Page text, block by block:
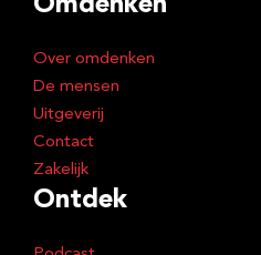
Omdenken
Over omdenken
De mensen
Uitgeverij
Contact
Zakelijk
Ontdek